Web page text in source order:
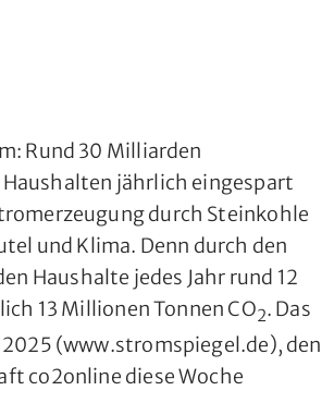
Rund 30 Milliarden
jährlich eingespart
durch Steinkohle
und Klima. Denn durch den
Haushalte jedes Jahr rund 12
13 Millionen Tonnen CO2. Das
(www.stromspiegel.de), den
co2online diese Woche